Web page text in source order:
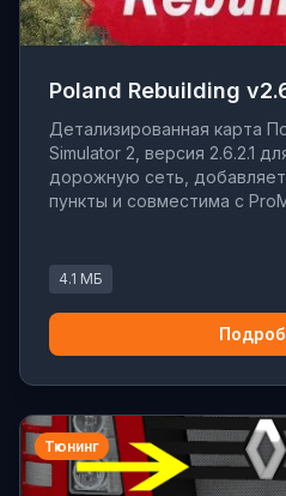
Poland Rebuilding
Детализированная карта
Simulator 2, версия 2.6.2.1
дорожную сеть,
пункты и совместима с
4.1 МБ
Тюнинг